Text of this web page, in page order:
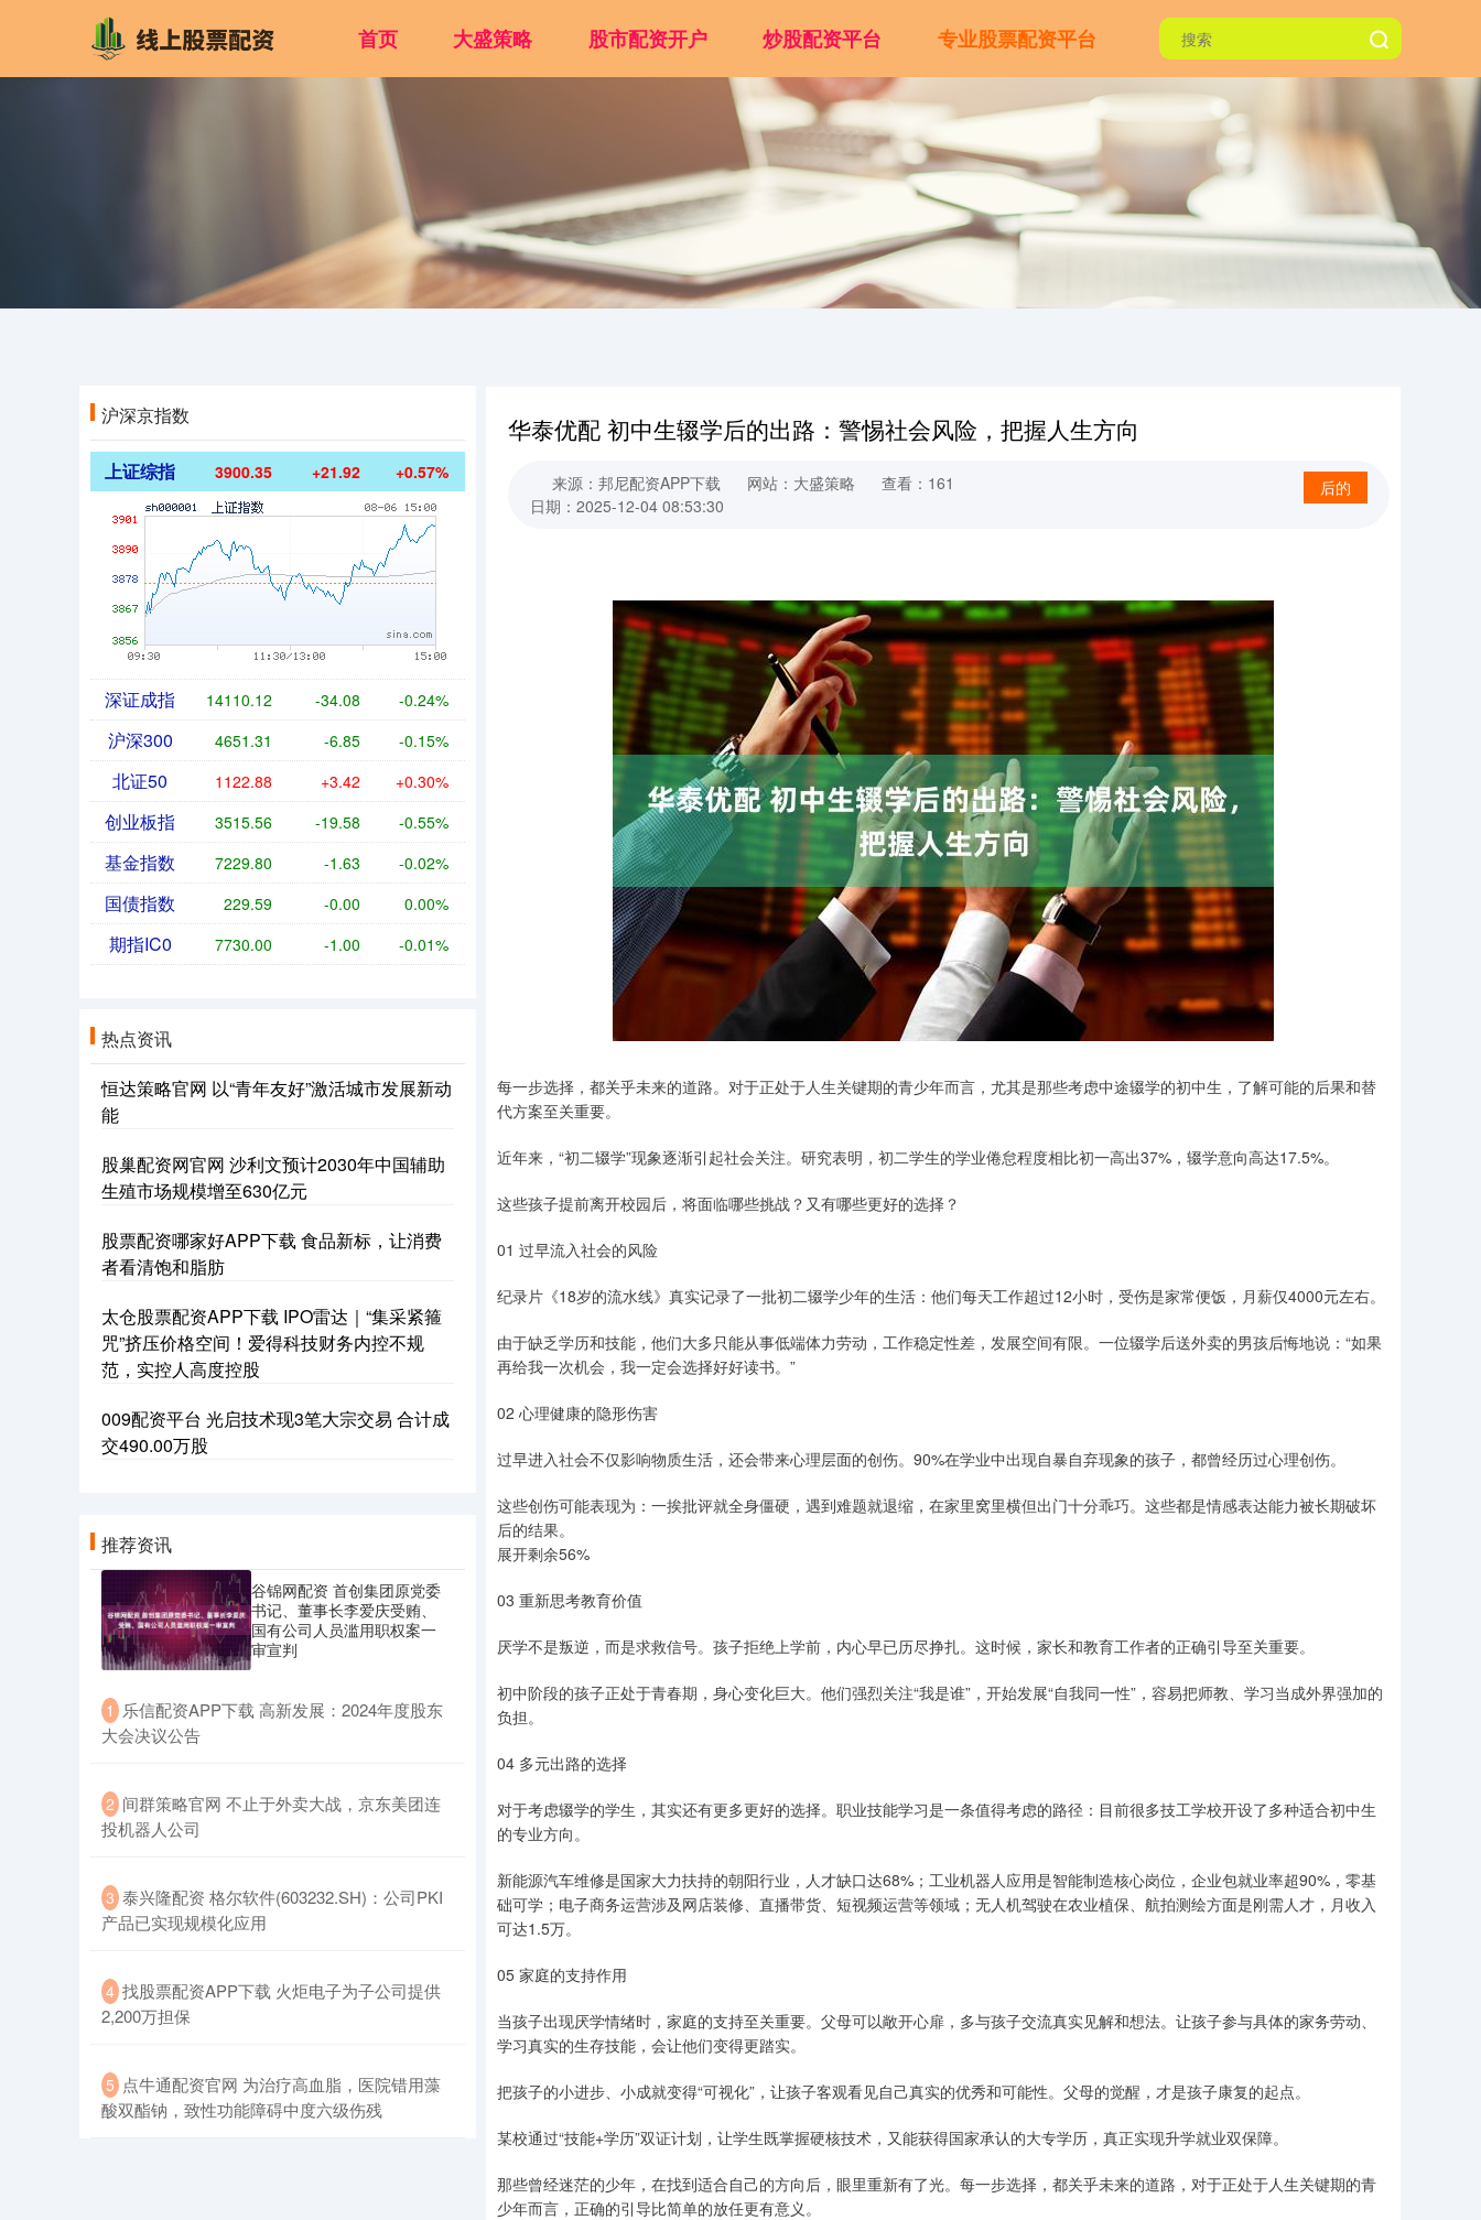
首页 大盛策略 股市配资开户 炒股配资平台 专业股票配资平台
华泰优配 初中生辍学后的出路：警惕社会风险，把握人生方向
后的
来源：邦尼配资APP下载 网站：大盛策略
查看：161
日期：2025-12-04 08:53:30
每一步选择，都关乎未来的道路。对于正处于人生关键期的青少年而言，尤其是那些考虑中途辍学的初中生，了解可能的后果和替
代方案至关重要。
近年来，“初二辍学”现象逐渐引起社会关注。研究表明，初二学生的学业倦怠程度相比初一高出37%，辍学意向高达17.5%。
这些孩子提前离开校园后，将面临哪些挑战？又有哪些更好的选择？
01 过早流入社会的风险
纪录片《18岁的流水线》真实记录了一批初二辍学少年的生活：他们每天工作超过12小时，受伤是家常便饭，月薪仅4000元左右。
由于缺乏学历和技能，他们大多只能从事低端体力劳动，工作稳定性差，发展空间有限。一位辍学后送外卖的男孩后悔地说：“如果
再给我一次机会，我一定会选择好好读书。”
02 心理健康的隐形伤害
过早进入社会不仅影响物质生活，还会带来心理层面的创伤。90%在学业中出现自暴自弃现象的孩子，都曾经历过心理创伤。
这些创伤可能表现为：一挨批评就全身僵硬，遇到难题就退缩，在家里窝里横但出门十分乖巧。这些都是情感表达能力被长期破坏
后的结果。
展开剩余56%
03 重新思考教育价值
厌学不是叛逆，而是求救信号。孩子拒绝上学前，内心早已历尽挣扎。这时候，家长和教育工作者的正确引导至关重要。
初中阶段的孩子正处于青春期，身心变化巨大。他们强烈关注“我是谁”，开始发展“自我同一性”，容易把师教、学习当成外界强加的
负担。
04 多元出路的选择
对于考虑辍学的学生，其实还有更多更好的选择。职业技能学习是一条值得考虑的路径：目前很多技工学校开设了多种适合初中生
的专业方向。
新能源汽车维修是国家大力扶持的朝阳行业，人才缺口达68%；工业机器人应用是智能制造核心岗位，企业包就业率超90%，零基
础可学；电子商务运营涉及网店装修、直播带货、短视频运营等领域；无人机驾驶在农业植保、航拍测绘方面是刚需人才，月收入
可达1.5万。
05 家庭的支持作用
当孩子出现厌学情绪时，家庭的支持至关重要。父母可以敞开心扉，多与孩子交流真实见解和想法。让孩子参与具体的家务劳动、
学习真实的生存技能，会让他们变得更踏实。
把孩子的小进步、小成就变得“可视化”，让孩子客观看见自己真实的优秀和可能性。父母的觉醒，才是孩子康复的起点。
某校通过“技能+学历”双证计划，让学生既掌握硬核技术，又能获得国家承认的大专学历，真正实现升学就业双保障。
那些曾经迷茫的少年，在找到适合自己的方向后，眼里重新有了光。每一步选择，都关乎未来的道路，对于正处于人生关键期的青
少年而言，正确的引导比简单的放任更有意义。
沪深京指数
上证综指 3900.35 +21.92 +0.57%
深证成指 14110.12 -34.08 -0.24%
沪深300 4651.31 -6.85 -0.15%
北证50 1122.88 +3.42 +0.30%
创业板指 3515.56 -19.58 -0.55%
基金指数 7229.80 -1.63 -0.02%
国债指数 229.59 -0.00 0.00%
期指IC0 7730.00 -1.00 -0.01%
热点资讯
恒达策略官网 以“青年友好”激活城市发展新动
能
股巢配资网官网 沙利文预计2030年中国辅助
生殖市场规模增至630亿元
股票配资哪家好APP下载 食品新标，让消费
者看清饱和脂肪
太仓股票配资APP下载 IPO雷达｜“集采紧箍
咒”挤压价格空间！爱得科技财务内控不规
范，实控人高度控股
009配资平台 光启技术现3笔大宗交易 合计成
交490.00万股
推荐资讯
谷锦网配资 首创集团原党委
书记、董事长李爱庆受贿、
国有公司人员滥用职权案一
审宣判
1 ​乐信配资APP下载 高新发展：2024年度股东
大会决议公告
2 ​间群策略官网 不止于外卖大战，京东美团连
投机器人公司
3 ​泰兴隆配资 格尔软件(603232.SH)：公司PKI
产品已实现规模化应用
4 ​找股票配资APP下载 火炬电子为子公司提供
2,200万担保
5 ​点牛通配资官网 为治疗高血脂，医院错用藻
酸双酯钠，致性功能障碍中度六级伤残